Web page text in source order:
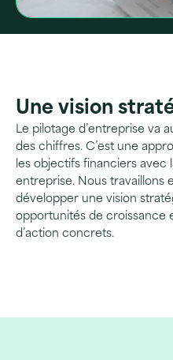
Une vision
Le pilotage d’entreprise va
des chiffres. C’est une
les objectifs financiers avec
entreprise. Nous travaillons
développer une vision
opportunités de croissance
d’action concrets.